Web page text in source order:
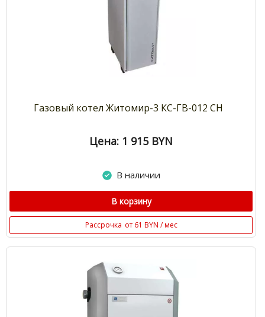
Газовый котел Житомир-3 КС-ГВ-012 СН
Цена: 1 915 BYN
В наличии
В корзину
Рассрочка от 61 BYN / мес